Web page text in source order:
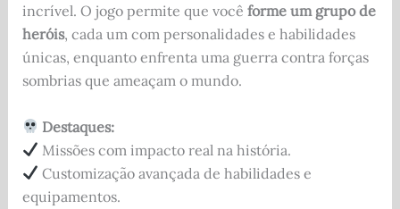
incrível. O jogo permite que você forme um grupo de
heróis, cada um com personalidades e habilidades
únicas, enquanto enfrenta uma guerra contra forças
sombrias que ameaçam o mundo.
Destaques:
Missões com impacto real na história.
Customização avançada de habilidades e
equipamentos.